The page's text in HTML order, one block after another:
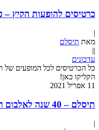
כרטיסים להופעות הקיץ –
|
מאת תיסלם
|
|
עדכונים
כל הכרטיסים לכל המופעים של
הקליקו כאן!
11 אפריל 2021
תיסלם – 40 שנה לאלבום רדיו חזק – הוידאו
|